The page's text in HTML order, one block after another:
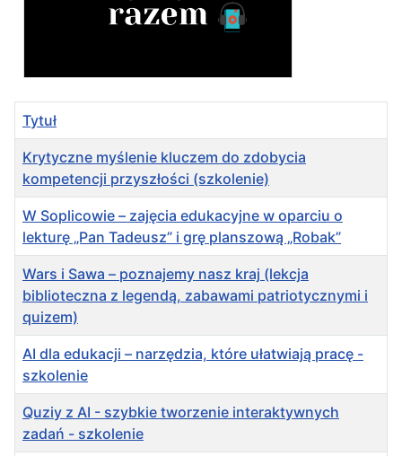
Tytuł
Krytyczne myślenie kluczem do zdobycia
kompetencji przyszłości (szkolenie)
W Soplicowie – zajęcia edukacyjne w oparciu o
lekturę „Pan Tadeusz” i grę planszową „Robak”
Wars i Sawa – poznajemy nasz kraj (lekcja
biblioteczna z legendą, zabawami patriotycznymi i
quizem)
AI dla edukacji – narzędzia, które ułatwiają pracę -
szkolenie
Quziy z AI - szybkie tworzenie interaktywnych
zadań - szkolenie